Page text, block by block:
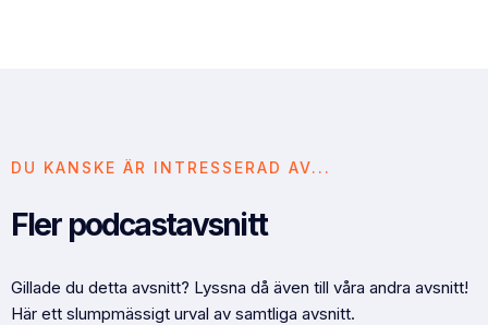
DU KANSKE ÄR INTRESSERAD AV...
Fler podcastavsnitt
Gillade du detta avsnitt? Lyssna då även till våra andra avsnitt!
Här ett slumpmässigt urval av samtliga avsnitt.